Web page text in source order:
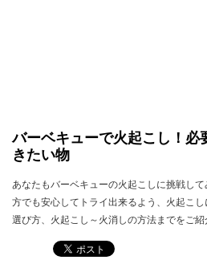
バーベキューで火起こし！必
きたい物
あなたもバーベキューの火起こしに挑戦し
方でも安心してトライ出来るよう、火起こ
選び方、火起こし～火消しの方法までをご紹